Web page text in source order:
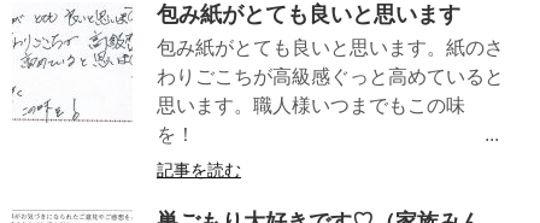
包み紙がとても良いと思います
包み紙がとても良いと思います。紙のさ
わりごこちが高級感ぐっと高めていると
思います。職人様いつまでもこの味
を！ ...
記事を読む